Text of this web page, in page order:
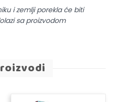
i zemlji porekla će biti
sa proizvodom